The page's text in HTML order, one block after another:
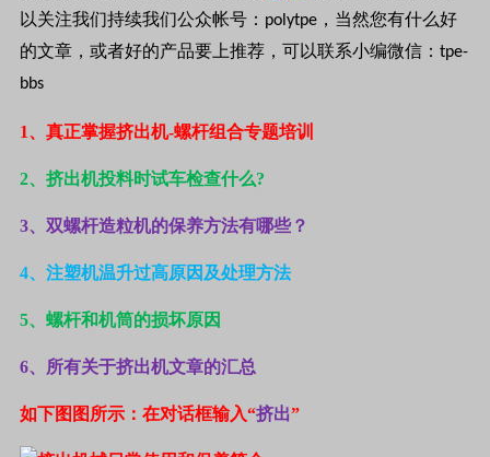
以关注我们持续我们公众帐号： polytpe ，当然您有什么好
的文章，或者好的产品要上推荐，可以联系小编微信： tpe-
bbs
1、真正掌握挤出机-螺杆组合专题培训
2、挤出机投料时试车检查什么?
3、双螺杆造粒机的保养方法有哪些？
4、注塑机温升过高原因及处理方法
5、螺杆和机筒的损坏原因
6、所有关于挤出机文章的汇总
如下图图所示：在对话框输入“挤出”